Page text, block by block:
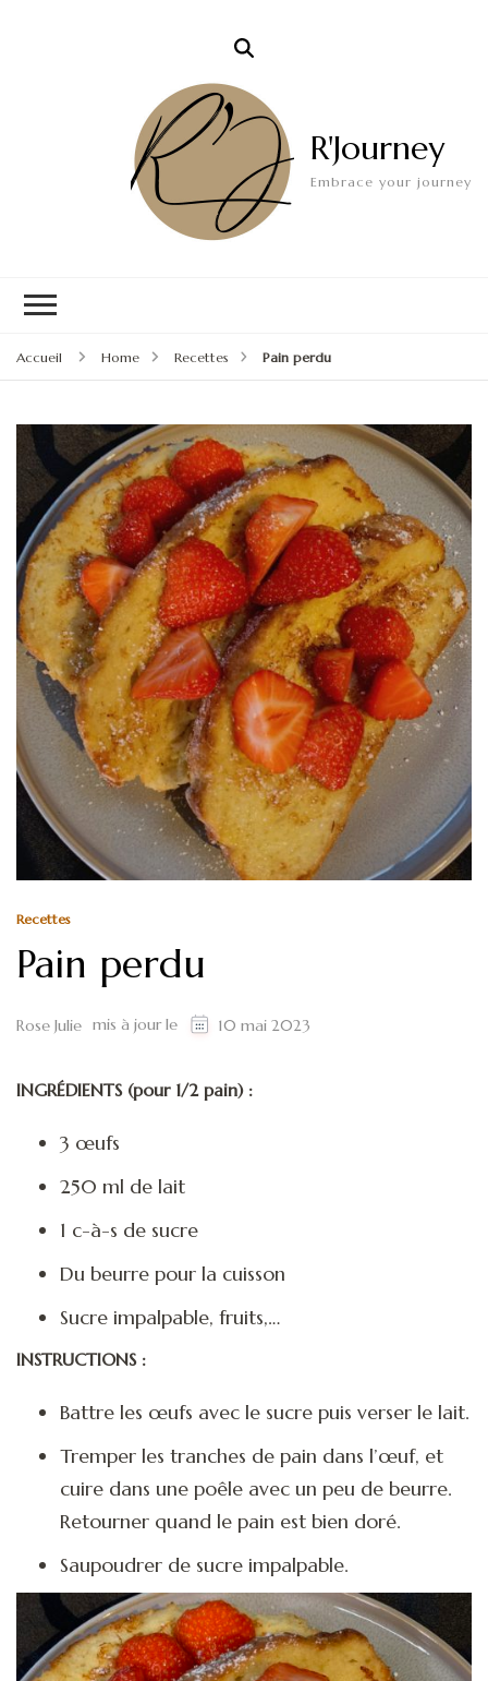
R'Journey
Embrace your journey
Accueil Home Recettes Pain perdu
Recettes
Pain perdu
Rose Julie mis à jour le 10 mai 2023
INGRÉDIENTS (pour 1/2 pain) :
3 œufs
250 ml de lait
1 c-à-s de sucre
Du beurre pour la cuisson
Sucre impalpable, fruits,…
INSTRUCTIONS :
Battre les œufs avec le sucre puis verser le lait.
Tremper les tranches de pain dans l’œuf, et
cuire dans une poêle avec un peu de beurre.
Retourner quand le pain est bien doré.
Saupoudrer de sucre impalpable.